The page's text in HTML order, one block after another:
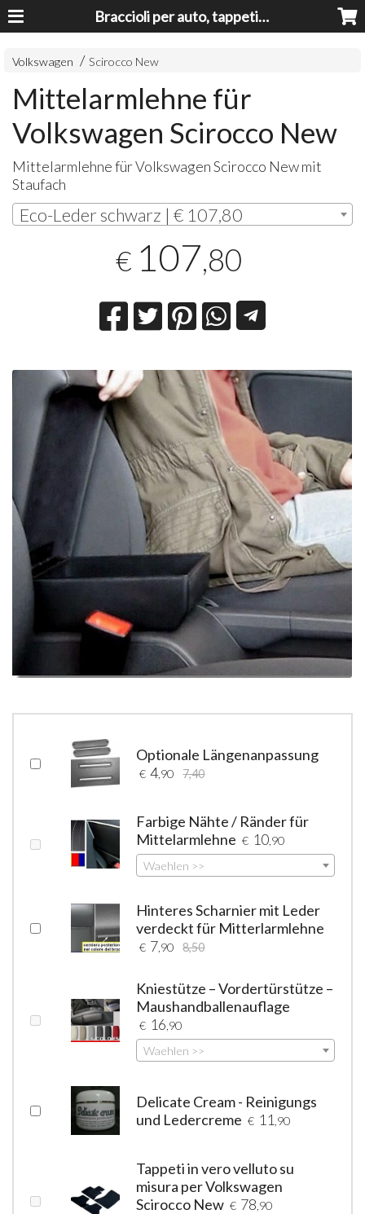
Braccioli per auto, tappeti auto, accessori auto MADE IN ITALY - Armrests, Mittelarmlehnen, Accoundoirs
Volkswagen Scirocco New
Mittelarmlehne für
Volkswagen Scirocco New
Mittelarmlehne für Volkswagen Scirocco New mit
Staufach
Eco-Leder schwarz | € 107,80
€ 107,80
Optionale Längenanpassung
€ 4,90 7,40
Farbige Nähte / Ränder für
Mittelarmlehne € 10 ,90
Waehlen >>
Hinteres Scharnier mit Leder
verdeckt für Mitterlarmlehne
€ 7 ,90 8,50
Kniestütze – Vordertürstütze –
Maushandballenauflage
€ 16 ,90
Waehlen >>
Delicate Cream - Reinigungs
und Ledercreme € 11 ,90
Tappeti in vero velluto su
misura per Volkswagen
Scirocco New € 78 ,90